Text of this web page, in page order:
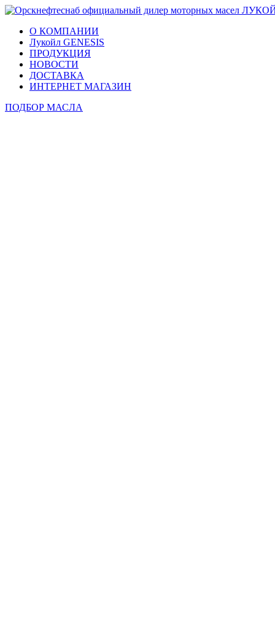
О КОМПАНИИ
Лукойл GENESIS
ПРОДУКЦИЯ
НОВОСТИ
ДОСТАВКА
ИНТЕРНЕТ МАГАЗИН
ПОДБОР МАСЛА